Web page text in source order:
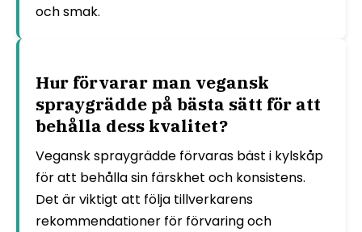
och smak.
Hur förvarar man vegansk
spraygrädde på bästa sätt för att
behålla dess kvalitet?
Vegansk spraygrädde förvaras bäst i kylskåp
för att behålla sin färskhet och konsistens.
Det är viktigt att följa tillverkarens
rekommendationer för förvaring och